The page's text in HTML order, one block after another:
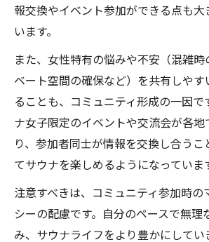
報交換やイベント参加ができる点も大
います。
また、女性特有の悩みや不安（混雑
ベート空間の確保など）を共有しやす
ることも、コミュニティ形成の一因で
ナ女子限定のイベントや交流会が各
り、参加者同士が情報を交換し合うこ
てサウナを楽しめるようになっていま
注意すべきは、コミュニティ参加時の
シーの配慮です。自分のペースで無理
み、サウナライフをより豊かにしてい